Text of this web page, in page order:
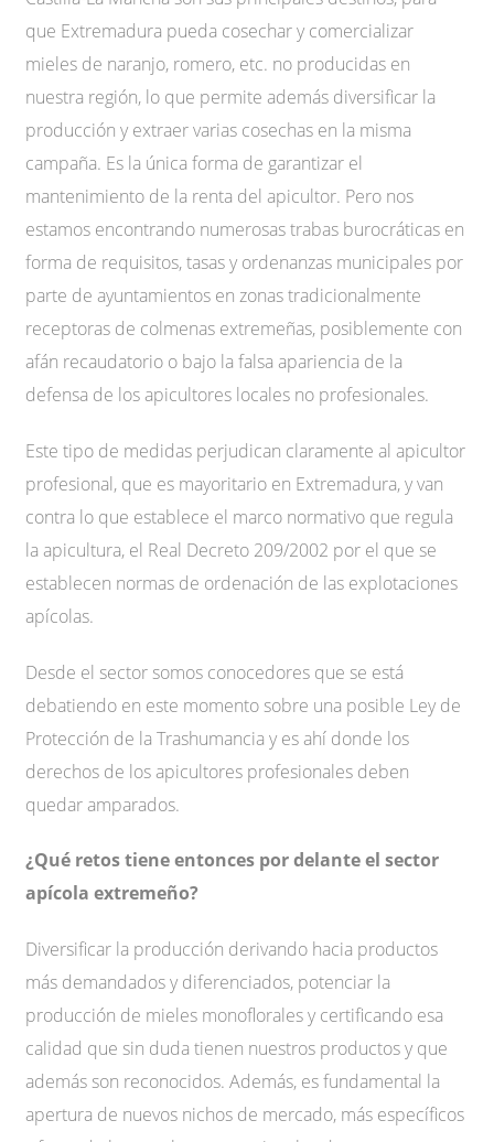
que Extremadura pueda cosechar y comercializar
mieles de naranjo, romero, etc. no producidas en
nuestra región, lo que permite además diversificar la
producción y extraer varias cosechas en la misma
campaña. Es la única forma de garantizar el
mantenimiento de la renta del apicultor. Pero nos
estamos encontrando numerosas trabas burocráticas en
forma de requisitos, tasas y ordenanzas municipales por
parte de ayuntamientos en zonas tradicionalmente
receptoras de colmenas extremeñas, posiblemente con
afán recaudatorio o bajo la falsa apariencia de la
defensa de los apicultores locales no profesionales.
Este tipo de medidas perjudican claramente al apicultor
profesional, que es mayoritario en Extremadura, y van
contra lo que establece el marco normativo que regula
la apicultura, el Real Decreto 209/2002 por el que se
establecen normas de ordenación de las explotaciones
apícolas.
Desde el sector somos conocedores que se está
debatiendo en este momento sobre una posible Ley de
Protección de la Trashumancia y es ahí donde los
derechos de los apicultores profesionales deben
quedar amparados.
¿Qué retos tiene entonces por delante el sector
apícola extremeño?
Diversificar la producción derivando hacia productos
más demandados y diferenciados, potenciar la
producción de mieles monoflorales y certificando esa
calidad que sin duda tienen nuestros productos y que
además son reconocidos. Además, es fundamental la
apertura de nuevos nichos de mercado, más específicos